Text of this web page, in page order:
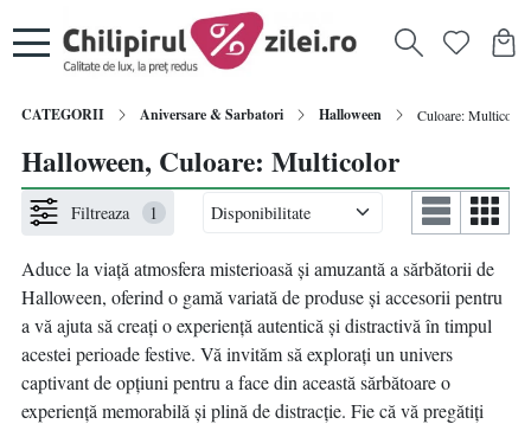
CATEGORII Aniversare & Sarbatori Halloween Culoare: Multicolor
Halloween, Culoare: Multicolor
Filtreaza 1
Aduce la viață atmosfera misterioasă și amuzantă a sărbătorii de
Halloween, oferind o gamă variată de produse și accesorii pentru
a vă ajuta să creați o experiență autentică și distractivă în timpul
acestei perioade festive. Vă invităm să explorați un univers
captivant de opțiuni pentru a face din această sărbătoare o
experiență memorabilă și plină de distracție. Fie că vă pregătiți